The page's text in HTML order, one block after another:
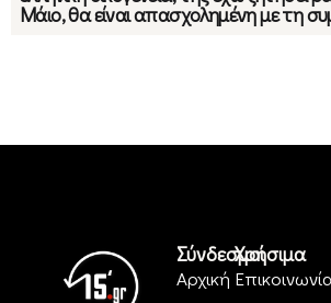
Μάιο, θα είναι απασχολημένη με τη
Σύνδεσμοι
Αρχική
Χρήσιμα